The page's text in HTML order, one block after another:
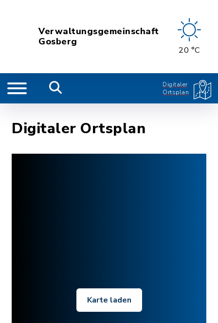
Verwaltungsgemeinschaft
Gosberg
20 °C
Digitaler
Ortsplan
Digitaler Ortsplan
Karte laden